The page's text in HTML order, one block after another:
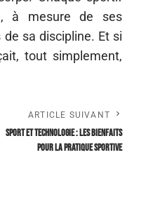
à mesure de ses
sa discipline. Et si
tout simplement,
ARTICLE SUIVANT
Sport et technologie : les bienfaits
pour la pratique sportive